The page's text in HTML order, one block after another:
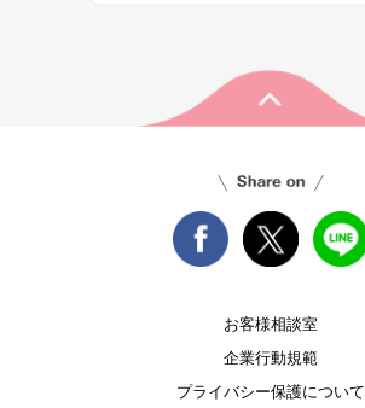
お客様相談室
企業行動規範
プライバシー保護について